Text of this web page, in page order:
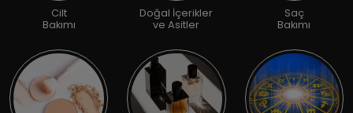
Cilt
Bakımı
Doğal İçerikler
ve Asitler
Saç
Bakımı